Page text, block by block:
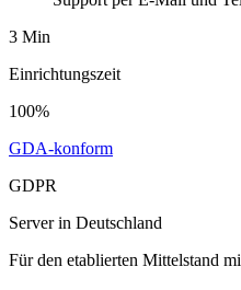
3 Min
Einrichtungszeit
100%
GDA-konform
GDPR
Server in Deutschland
Für den etablierten Mittelstand